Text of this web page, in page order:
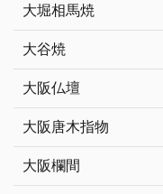
大堀相馬焼
大谷焼
大阪仏壇
大阪唐木指物
大阪欄間